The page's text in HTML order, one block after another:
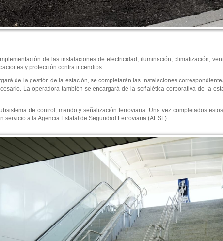
de las instalaciones de electricidad, iluminación, climatización,
y protección contra incendios.
de la gestión de la estación, se completarán las instalaciones
La operadora también se encargará de la señalética corporativa de la
de control, mando y señalización ferroviaria. Una vez completados
a la Agencia Estatal de Seguridad Ferroviaria (AESF).